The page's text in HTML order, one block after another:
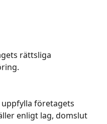
rättsliga
företagets
enligt lag, domslut